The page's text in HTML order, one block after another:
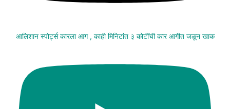
आलिशान स्पोर्ट्स कारला आग , काही मिनिटांत ३ कोटींची कार आगीत जळून खाक